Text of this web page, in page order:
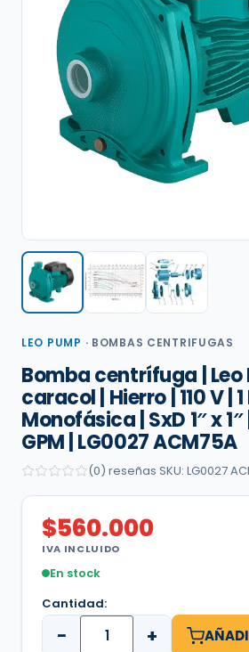
LEO PUMP · BOMBAS CENTRIFUGAS
Bomba centrífuga | Leo
caracol | Hierro | 110 V | 1
Monofásica | SxD 1″ x
GPM | LG0027 ACM75A
(0) reseñas SKU: LG0027
$560.000
IVA INCLUIDO
En stock
Cantidad:
− +